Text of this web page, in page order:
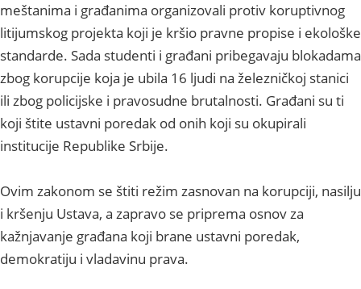
meštanima i građanima organizovali protiv koruptivnog
litijumskog projekta koji je kršio pravne propise i ekološke
standarde. Sada studenti i građani pribegavaju blokadama
zbog korupcije koja je ubila 16 ljudi na železničkoj stanici
ili zbog policijske i pravosudne brutalnosti. Građani su ti
koji štite ustavni poredak od onih koji su okupirali
institucije Republike Srbije.
Ovim zakonom se štiti režim zasnovan na korupciji, nasilju
i kršenju Ustava, a zapravo se priprema osnov za
kažnjavanje građana koji brane ustavni poredak,
demokratiju i vladavinu prava.